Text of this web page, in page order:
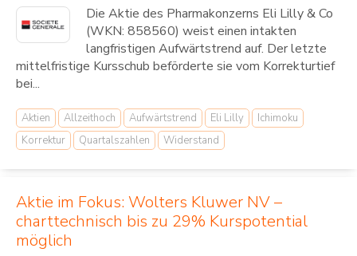
Die Aktie des Pharmakonzerns Eli Lilly & Co
(WKN: 858560) weist einen intakten
langfristigen Aufwärtstrend auf. Der letzte
mittelfristige Kursschub beförderte sie vom Korrekturtief
bei...
Aktien Allzeithoch Aufwärtstrend Eli Lilly
Ichimoku
Korrektur
Quartalszahlen Widerstand
Aktie im Fokus: Wolters Kluwer NV –
charttechnisch bis zu 29% Kurspotential
möglich